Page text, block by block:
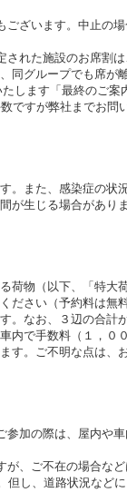
ざいます。中止の
れた施設のお席割
グループでも席が
します「最終のご案
ですが弊社までお問
。また、感染症の
が生じる場合がありま
荷物（以下、「特
ださい（予約料は無
。なお、３辺の合
内で手数料（１，
す。ご不明な点は、
加の際は、屋内や
、ご不在の場合な
し、道路状況などに